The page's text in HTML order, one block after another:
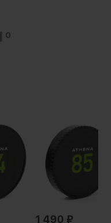
0
1 490 ₽